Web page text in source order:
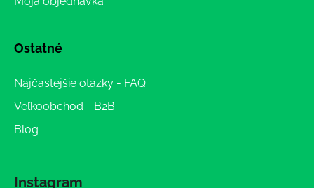
Ostatné
Najčastejšie otázky - FAQ
Veľkoobchod - B2B
Blog
Instagram